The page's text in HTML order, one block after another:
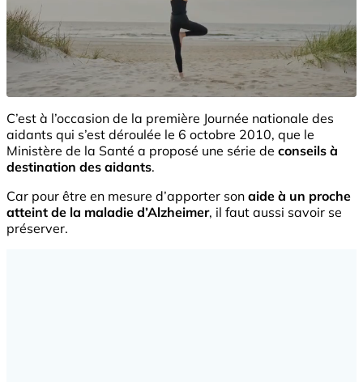
C’est à l’occasion de la première Journée nationale des
aidants qui s’est déroulée le 6 octobre 2010, que le
Ministère de la Santé a proposé une série de conseils à
destination des aidants.
Car pour être en mesure d’apporter son aide à un proche
atteint de la maladie d’Alzheimer, il faut aussi savoir se
préserver.